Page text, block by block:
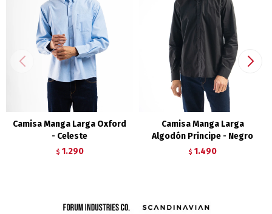
Camisa Manga Larga Oxford
- Celeste
$ 1.290
Camisa Manga Larga
Algodón Principe - Negro
$ 1.490